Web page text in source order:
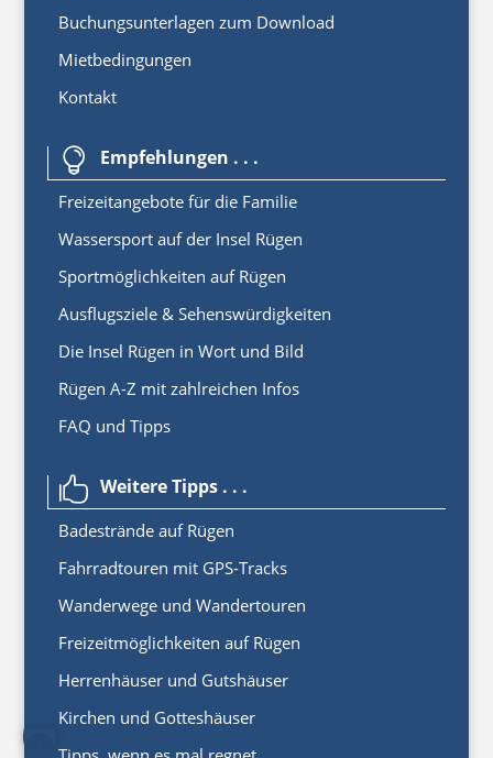
Buchungsunterlagen zum Download
Mietbedingungen
Kontakt
 Empfehlungen . . .
Freizeitangebote für die Familie
Wassersport auf der Insel Rügen
Sportmöglichkeiten auf Rügen
Ausflugsziele & Sehenswürdigkeiten
Die Insel Rügen in Wort und Bild
Rügen A-Z mit zahlreichen Infos
FAQ und Tipps
 Weitere Tipps . . .
Badestrände auf Rügen
Fahrradtouren mit GPS-Tracks
Wanderwege und Wandertouren
Freizeitmöglichkeiten auf Rügen
Herrenhäuser und Gutshäuser
Kirchen und Gotteshäuser